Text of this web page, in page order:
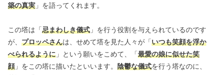
築の真実 」を語ってくれます。
この塔は「忌まわしき儀式 」を行う役割を与えられているのです
が、 プロッペさんは、せめて塔を見た人々が「いつも笑顔を浮か
べられるように 」という願いをこめて、「最愛の娘に似せた笑
顔」をこの塔に描いたといいます。 陰鬱な儀式を行う塔なのに、